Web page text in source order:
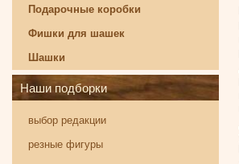
Подарочные коробки
Фишки для шашек
Шашки
Наши подборки
выбор редакции
резные фигуры